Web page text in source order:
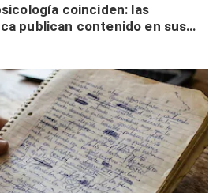
coinciden: las
publican contenido en sus
buscar validación